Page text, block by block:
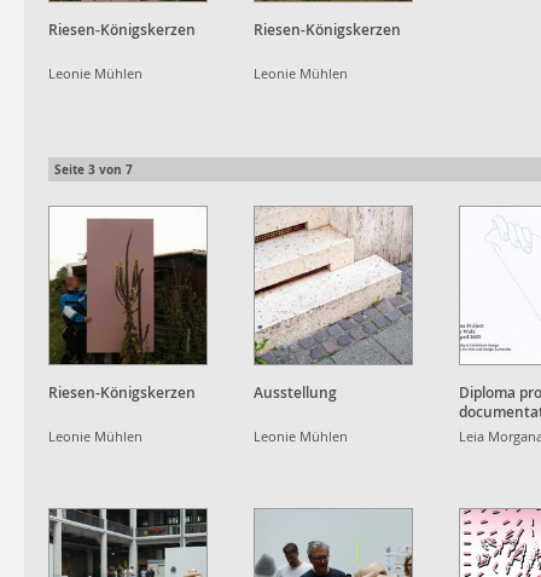
Riesen-Königskerzen
Leonie Mühlen
Riesen-Königskerzen
Leonie Mühlen
Seite 3 von 7
Riesen-Königskerzen
Leonie Mühlen
Ausstellung
Leonie Mühlen
Diploma
Leia